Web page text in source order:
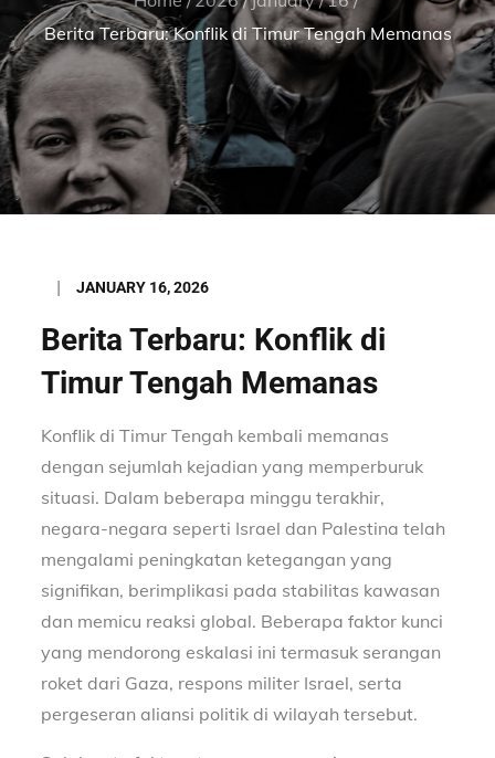
Berita Terbaru: Konflik di Timur Tengah Memanas
Posted
JANUARY 16, 2026
Berita Terbaru: Konflik di
Timur Tengah Memanas
Konflik di Timur Tengah kembali memanas
dengan sejumlah kejadian yang memperburuk
situasi. Dalam beberapa minggu terakhir,
negara-negara seperti Israel dan Palestina telah
mengalami peningkatan ketegangan yang
signifikan, berimplikasi pada stabilitas kawasan
dan memicu reaksi global. Beberapa faktor kunci
yang mendorong eskalasi ini termasuk serangan
roket dari Gaza, respons militer Israel, serta
pergeseran aliansi politik di wilayah tersebut.